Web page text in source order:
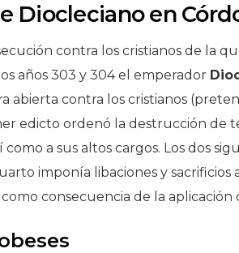
Diocleciano en
contra los cristianos de la
años 303 y 304 el emperador
abierta contra los cristianos
edicto ordenó la destrucción de
a sus altos cargos. Los dos
imponía libaciones y sacrificios
consecuencia de la aplicación